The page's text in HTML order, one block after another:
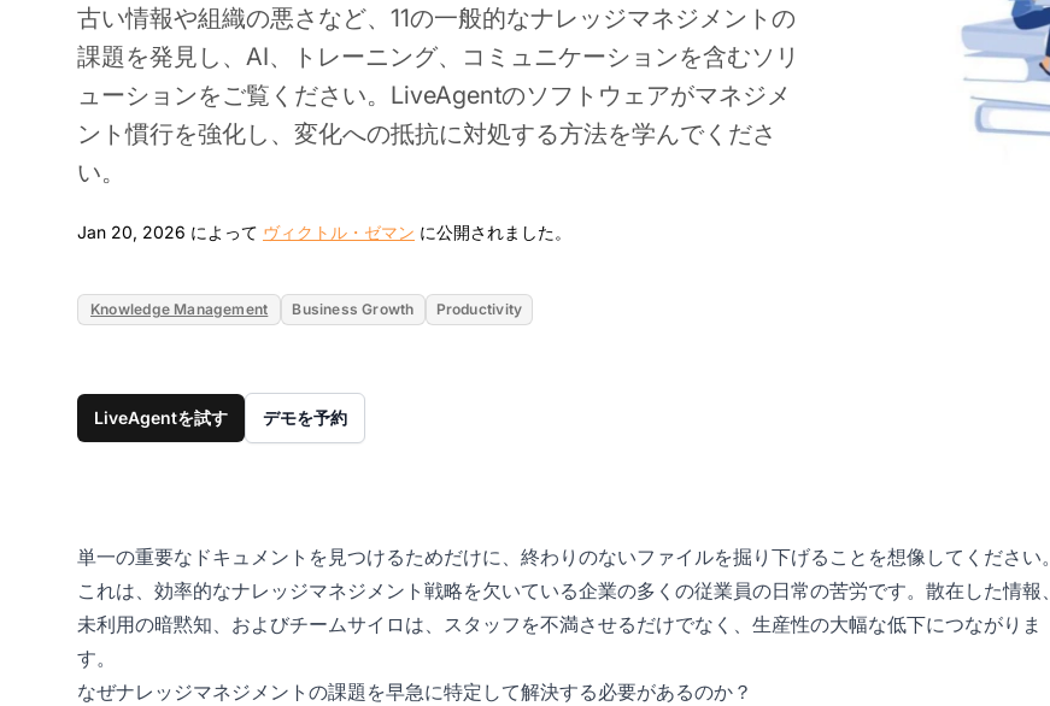
古い情報や組織の悪さなど、11の一般的なナレッジマネジメントの
課題を発見し、AI、トレーニング、コミュニケーションを含むソリ
ューションをご覧ください。LiveAgentのソフトウェアがマネジメ
ント慣行を強化し、変化への抵抗に対処する方法を学んでくださ
い。
Jan 20, 2026 によって ヴィクトル・ゼマン に公開されました。
Knowledge Management Business Growth Productivity
LiveAgentを試す デモを予約
単一の重要なドキュメントを見つけるためだけに、終わりのないファイルを掘り下げることを想像してください。
これは、効率的なナレッジマネジメント戦略を欠いている企業の多くの従業員の日常の苦労です。散在した情報、
未利用の暗黙知、およびチームサイロは、スタッフを不満させるだけでなく、生産性の大幅な低下につながりま
す。
なぜナレッジマネジメントの課題を早急に特定して解決する必要があるのか？